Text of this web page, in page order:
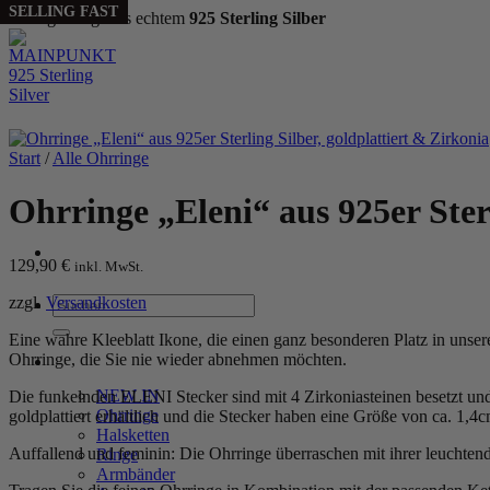
Handgefertigt aus echtem 925 Sterling Silber
Zum
Inhalt
springen
Suchen
nach:
WOMEN
NEW IN
Ohrringe
Halsketten
Ringe
Armbänder
Start / Alle Ohrringe
Ohrringe „Eleni“ aus 925er
129,90 € inkl. MwSt.
zzgl. Versandkosten
Eine wahre Kleeblatt Ikone, die einen ganz besonderen Platz in
Ohrringe, die Sie nie wieder abnehmen möchten.
Die funkelnden ELENI Stecker sind mit 4 Zirkoniasteinen besetzt
goldplattiert erhältlich und die Stecker haben eine Größe von ca.
Auffallend und feminin: Die Ohrringe überraschen mit ihrer
SELLING FAST